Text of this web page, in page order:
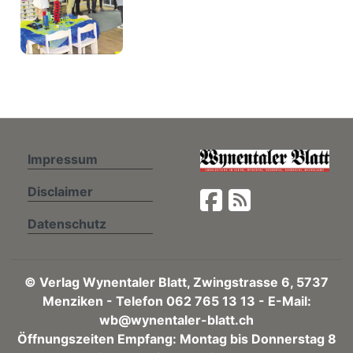
Impressum
Disclaimer
Datenschutz
© Verlag Wynentaler Blatt, Zwingstrasse 6, 5737
Menziken - Telefon 062 765 13 13 - E-Mail:
wb@wynentaler-blatt.ch
Öffnungszeiten Empfang: Montag bis Donnerstag 8